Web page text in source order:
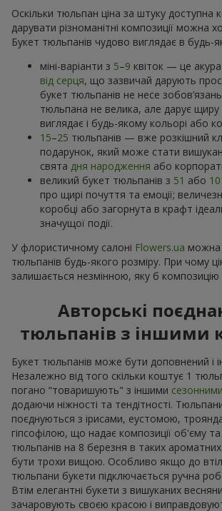
Оскільки тюльпан ціна за штуку доступна
дарувати різноманітні композиції можна
Букет тюльпанів чудово виглядає в будь-
міні-варіанти з 5–9 квіток — це
від серця, що зазвичай дарують
букет тюльпанів не несе
тюльпана не велика, але дарує щиру
виглядає і будь-якому кольорі або
15–25 тюльпанів — вже розкішний
подарунок, який може стати
свята дня народження або
великий букет тюльпанів з 51 або
про щирі почуття та емоції;
коробці або загорнута в крафт
значущої події.
У флористичному салоні Flowers.ua можна
тюльпанів будь-якого розміру. При чому
залишається незмінною, яку б
Авторські
тюльпанів з іншими
Букет тюльпанів може бути доповнений і
Незалежно від того скільки коштує 1
погано “товаришують" з іншими
додаючи ніжності та тендітності.
поєднуються з ірисами, еустомою,
гіпсофілою, що надає композиції об'єму та
тюльпанів на 8 березня в таких
бути трохи вищою. Особливо якщо до
тюльпани букети підключається ручна
Втім елегантні букети з вишуканих
зачаровують своєю красою і